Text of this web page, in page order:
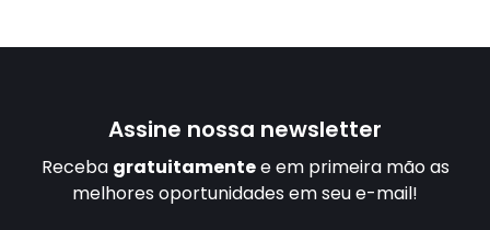
Assine nossa newsletter
Receba gratuitamentee em primeira mão as
melhores oportunidades em seu e-mail!